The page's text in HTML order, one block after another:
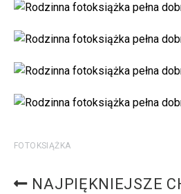
FOTOKSIĄŻKA
NAJPIĘKNIEJSZE